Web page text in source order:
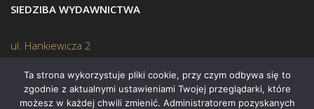
SIEDZIBA WYDAWNICTWA
ul. Hankiewicza 2
KONTAKT
Ta strona wykorzystuje pliki cookie, przy czym odbywa się to
zgodnie z aktualnymi ustawieniami Twojej przeglądarki, które
możesz w każdej chwili zmienić. Administratorem pozyskanych